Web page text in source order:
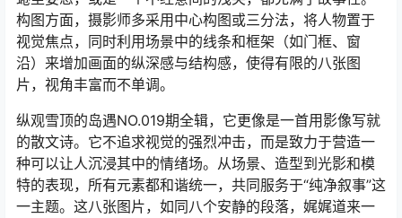
构图方面，摄影师多采用中心构图或三分法，将人物置于
视觉焦点，同时利用场景中的线条和框架（如门框、窗
沿）来增加画面的纵深感与结构感，使得有限的八张图
片，视角丰富而不单调。
纵观雪顶的岛遇NO.019期全辑，它更像是一首用影像写就
的散文诗。它不追求视觉的强烈冲击，而是致力于营造一
种可以让人沉浸其中的情绪场。从场景、造型到光影和模
特的表现，所有元素都和谐统一，共同服务于“纯净叙事”这
一主题。这八张图片，如同八个安静的段落，娓娓道来一